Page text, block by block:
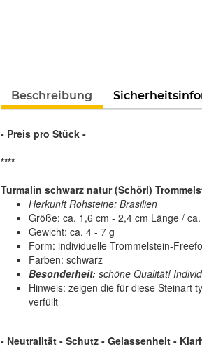
Beschreibung
- Preis pro Stück -
****
Turmalin schwarz natur (Schörl)
Herkunft Rohsteine: Brasilien
Größe: ca. 1,6 cm - 2,4 cm Länge /
Gewicht: ca. 4 - 7 g
Form: individuelle Trommelstein-
Farben: schwarz
Besonderheit:schöne Qualität!
Hinweis: zeigen die für diese Steinart
verfüllt
- Neutralität - Schutz - Gelassenheit -